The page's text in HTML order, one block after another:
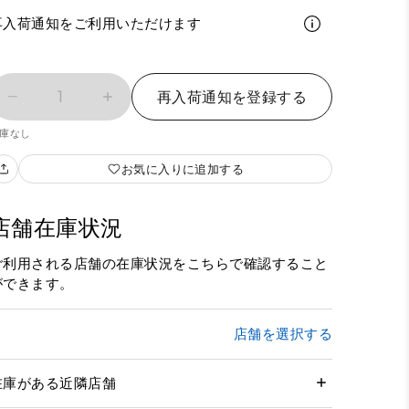
入荷通知をご利用いただけます
1 再入荷通知を登録する
なし
お気に入りに追加する
舗在庫状況
利用される店舗の在庫状況をこちらで確認すること
きます。
店舗を選択する
庫がある近隣店舗